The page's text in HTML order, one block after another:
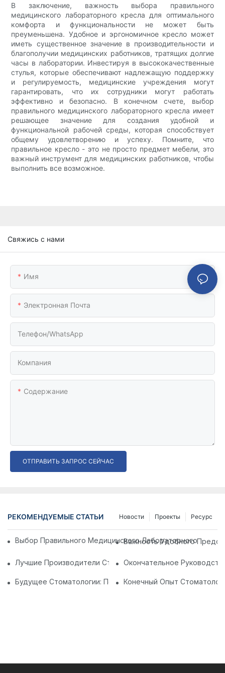
В заключение, важность выбора правильного
медицинского лабораторного кресла для оптимального
комфорта и функциональности не может быть
преуменьшена. Удобное и эргономичное кресло может
иметь существенное значение в производительности и
благополучии медицинских работников, тратящих долгие
часы в лаборатории. Инвестируя в высококачественные
стулья, которые обеспечивают надлежащую поддержку
и регулируемость, медицинские учреждения могут
гарантировать, что их сотрудники могут работать
эффективно и безопасно. В конечном счете, выбор
правильного медицинского лабораторного кресла имеет
решающее значение для создания удобной и
функциональной рабочей среды, которая способствует
общему удовлетворению и успеху. Помните, что
правильное кресло - это не просто предмет мебели, это
важный инструмент для медицинских работников, чтобы
выполнить все возможное.
Свяжись с нами
Имя
Электронная Почта
Телефон/WhatsApp
Компания
Содержание
ОТПРАВИТЬ ЗАПРОС СЕЙЧАС
РЕКОМЕНДУЕМЫЕ СТАТЬИ Ресурс
Проекты
Новости
Выбор Правильного Медицинского Лабораторного
Важность Удобного
Лучшие Производители Стоматологических Стульев В
Окончательное
Будущее Стоматологии: Персонализированные
Конечный Опыт